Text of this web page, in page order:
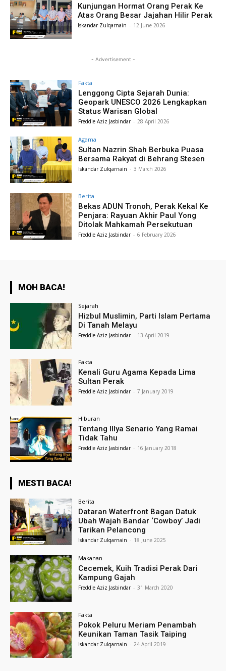
Kunjungan Hormat Orang Perak Ke
Atas Orang Besar Jajahan Hilir Perak
Iskandar Zulqarnain - 12 June 2026
- Advertisement -
Fakta
Lenggong Cipta Sejarah Dunia:
Geopark UNESCO 2026 Lengkapkan
Status Warisan Global
Freddie Aziz Jasbindar - 28 April 2026
Agama
Sultan Nazrin Shah Berbuka Puasa
Bersama Rakyat di Behrang Stesen
Iskandar Zulqarnain - 3 March 2026
Berita
Bekas ADUN Tronoh, Perak Kekal Ke
Penjara: Rayuan Akhir Paul Yong
Ditolak Mahkamah Persekutuan
Freddie Aziz Jasbindar - 6 February 2026
MOH BACA!
Sejarah
Hizbul Muslimin, Parti Islam Pertama
Di Tanah Melayu
Freddie Aziz Jasbindar - 13 April 2019
Fakta
Kenali Guru Agama Kepada Lima
Sultan Perak
Freddie Aziz Jasbindar - 7 January 2019
Hiburan
Tentang Illya Senario Yang Ramai
Tidak Tahu
Freddie Aziz Jasbindar - 16 January 2018
MESTI BACA!
Berita
Dataran Waterfront Bagan Datuk
Ubah Wajah Bandar ‘Cowboy’ Jadi
Tarikan Pelancong
Iskandar Zulqarnain - 18 June 2025
Makanan
Cecemek, Kuih Tradisi Perak Dari
Kampung Gajah
Freddie Aziz Jasbindar - 31 March 2020
Fakta
Pokok Peluru Meriam Penambah
Keunikan Taman Tasik Taiping
Iskandar Zulqarnain - 24 April 2019